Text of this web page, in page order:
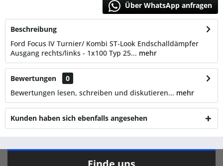
Über WhatsApp anfragen
Beschreibung
Ford Focus IV Turnier/ Kombi ST-Look Endschalldämpfer
Ausgang rechts/links - 1x100 Typ 25... mehr
Bewertungen
0
Bewertungen lesen, schreiben und diskutieren... mehr
Kunden haben sich ebenfalls angesehen